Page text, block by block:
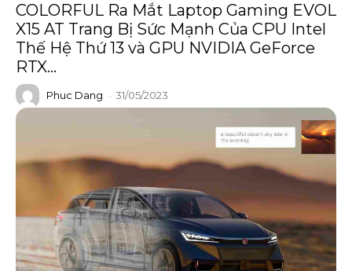
COLORFUL Ra Mắt Laptop Gaming EVOL
X15 AT Trang Bị Sức Mạnh Của CPU Intel
Thế Hệ Thứ 13 và GPU NVIDIA GeForce
RTX...
Phuc Dang - 31/05/2023